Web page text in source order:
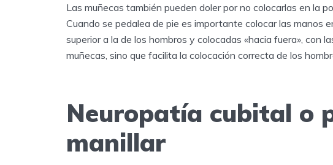
Las muñecas también pueden doler por no colocarlas en la
Cuando se pedalea de pie es importante colocar las manos
superior a la de los hombros y colocadas «hacia fuera», con
muñecas, sino que facilita la colocación correcta de los
Neuropatía cubital o
manillar